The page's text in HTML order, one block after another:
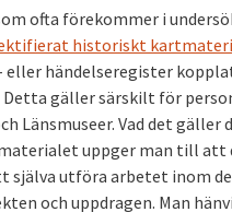
ofta förekommer i
historiskt
eller händelseregister
gäller särskilt för
Länsmuseer. Vad det gäller
uppger man till att
själva utföra arbetet inom de
och uppdragen. Man